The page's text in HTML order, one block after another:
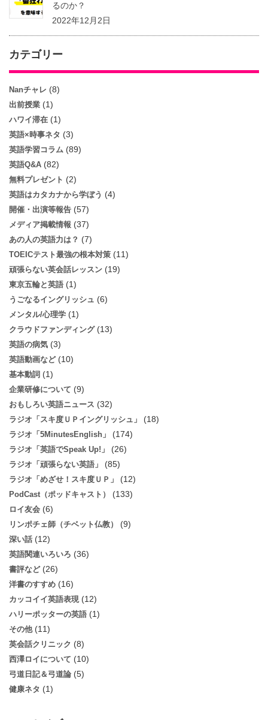
るのか？
2022年12月2日
カテゴリー
Nanチャレ (8)
出前授業 (1)
ハワイ滞在 (1)
英語×時事ネタ (3)
英語学習コラム (89)
英語Q&A (82)
無料プレゼント (2)
英語はカタカナから学ぼう (4)
開催・出演等報告 (57)
メディア掲載情報 (37)
あの人の英語力は？ (7)
TOEICテスト最強の根本対策 (11)
頑張らない英会話レッスン (19)
東京五輪と英語 (1)
うごなるイングリッシュ (6)
メンタル/心理学 (1)
クラウドファンディング(13)
英語の病気 (3)
英語動画など(10)
基本動詞 (1)
企業研修について (9)
おもしろい英語ニュース (32)
ラジオ「スキ度ＵＰイングリッシュ」 (18)
ラジオ「5MinutesEnglish」 (174)
ラジオ「英語でSpeak Up!」 (26)
ラジオ「頑張らない英語」 (85)
ラジオ「めざせ！スキ度ＵＰ」 (12)
PodCast（ポッドキャスト） (133)
ロイ友会 (6)
リンポチェ師（チベット仏教） (9)
深い話 (12)
英語関連いろいろ (36)
書評など(26)
洋書のすすめ (16)
カッコイイ英語表現(12)
ハリーポッターの英語 (1)
その他(11)
英会話クリニック (8)
西澤ロイについて (10)
弓道日記＆弓道論 (5)
健康ネタ (1)